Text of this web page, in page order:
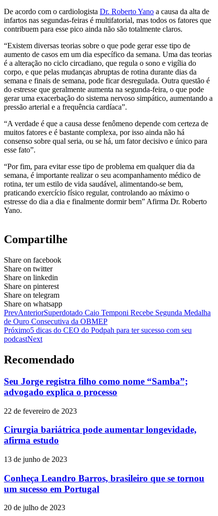
De acordo com o cardiologista Dr. Roberto Yano a causa da alta de
infartos nas segundas-feiras é multifatorial, mas todos os fatores que
contribuem para esse pico ainda não são totalmente claros.
“Existem diversas teorias sobre o que pode gerar esse tipo de
aumento de casos em um dia específico da semana. Uma das teorias
é a alteração no ciclo circadiano, que regula o sono e vigília do
corpo, e que pelas mudanças abruptas de rotina durante dias da
semana e finais de semana, pode ficar desregulada. Outra questão é
do estresse que geralmente aumenta na segunda-feira, o que pode
gerar uma exacerbação do sistema nervoso simpático, aumentando a
pressão arterial e a frequência cardíaca”.
“A verdade é que a causa desse fenômeno depende com certeza de
muitos fatores e é bastante complexa, por isso ainda não há
consenso sobre qual seria, ou se há, um fator decisivo e único para
esse fato”.
“Por fim, para evitar esse tipo de problema em qualquer dia da
semana, é importante realizar o seu acompanhamento médico de
rotina, ter um estilo de vida saudável, alimentando-se bem,
praticando exercício físico regular, controlando ao máximo o
estresse do dia a dia e finalmente dormir bem” Afirma Dr. Roberto
Yano.
Compartilhe
Share on facebook
Share on twitter
Share on linkedin
Share on pinterest
Share on telegram
Share on whatsapp
PrevAnteriorSuperdotado Caio Temponi Recebe Segunda Medalha
de Ouro Consecutiva da OBMEP
Próximo5 dicas do CEO do Podpah para ter sucesso com seu
podcastNext
Recomendado
Seu Jorge registra filho como nome “Samba”;
advogado explica o processo
22 de fevereiro de 2023
Cirurgia bariátrica pode aumentar longevidade,
afirma estudo
13 de junho de 2023
Conheça Leandro Barros, brasileiro que se tornou
um sucesso em Portugal
20 de julho de 2023